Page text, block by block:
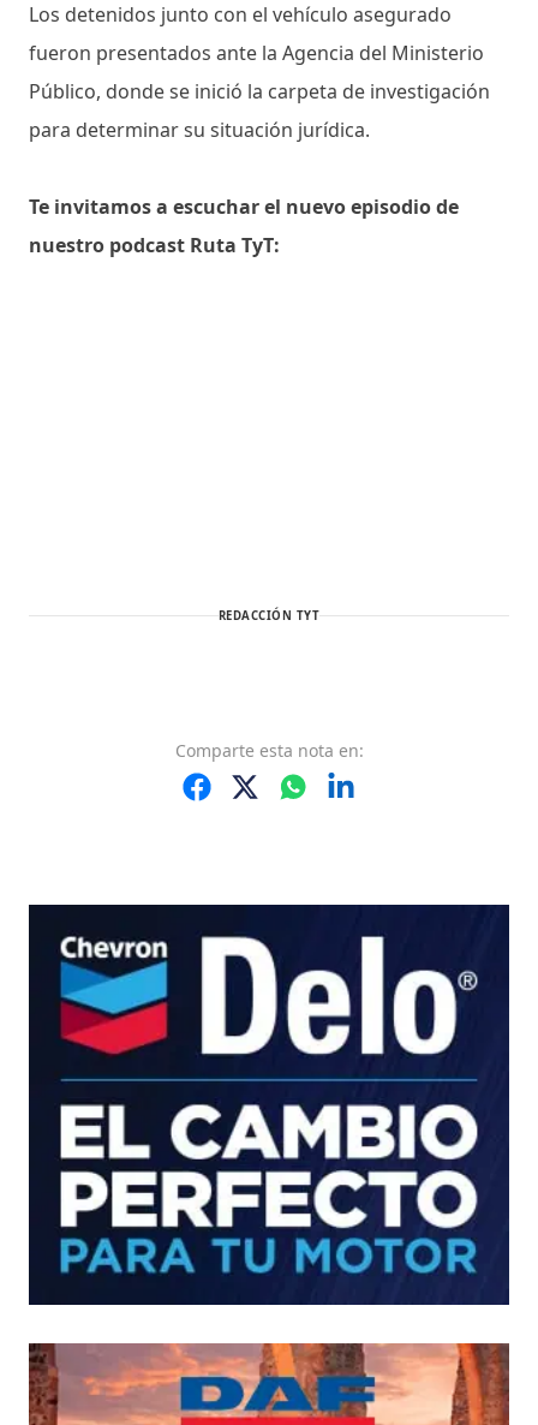
Los detenidos junto con el vehículo asegurado
fueron presentados ante la Agencia del Ministerio
Público, donde se inició la carpeta de investigación
para determinar su situación jurídica.
Te invitamos a escuchar el nuevo episodio de
nuestro podcast Ruta TyT:
REDACCIÓN TYT
Comparte esta nota en: